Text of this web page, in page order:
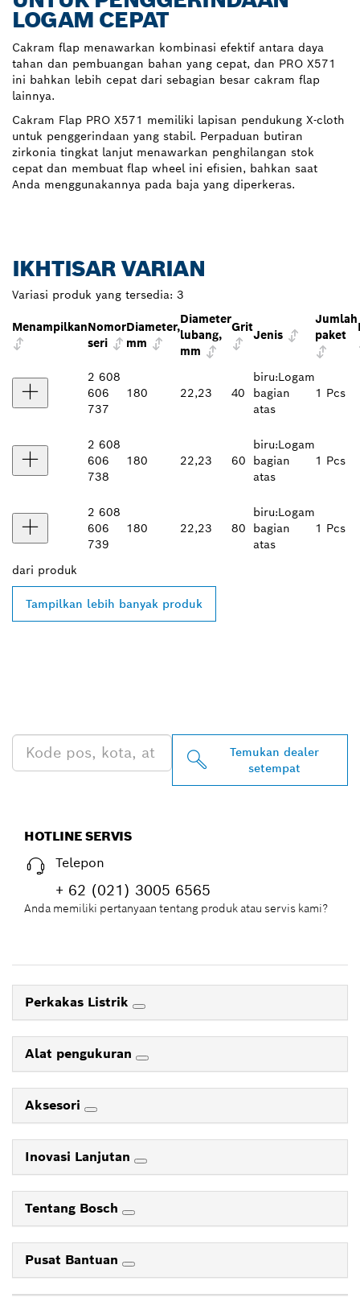
LOGAM CEPAT
Cakram flap menawarkan kombinasi efektif antara daya
tahan dan pembuangan bahan yang cepat, dan PRO X571
ini bahkan lebih cepat dari sebagian besar cakram flap
lainnya.
Cakram Flap PRO X571 memiliki lapisan pendukung X-cloth
untuk penggerindaan yang stabil. Perpaduan butiran
zirkonia tingkat lanjut menawarkan penghilangan stok
cepat dan membuat flap wheel ini efisien, bahkan saat
Anda menggunakannya pada baja yang diperkeras.
IKHTISAR VARIAN
Variasi produk yang tersedia: 3
MenampilkanNomor
seri
Diameter,
mm
Diameter
lubang,
mm
Grit
Jenis
Jumlah
paket
2 608
606
737
180 22,23 40
biru:Logam
bagian
atas
1 Pcs
2 608
606
738
180 22,23 60
biru:Logam
bagian
atas
1 Pcs
2 608
606
739
180 22,23 80
biru:Logam
bagian
atas
1 Pcs
dari produk
Tampilkan lebih banyak produk
Temukan dealer
setempat
HOTLINE SERVIS
Telepon
+ 62 (021) 3005 6565
Anda memiliki pertanyaan tentang produk atau servis kami?
Perkakas Listrik
Alat pengukuran
Aksesori
Inovasi Lanjutan
Tentang Bosch
Pusat Bantuan